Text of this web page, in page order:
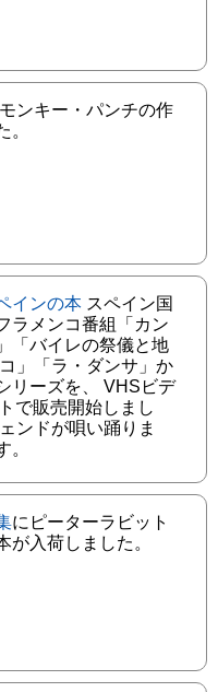
ンキー・パンチの作
。
インの本 スペイン国
ラメンコ番組「カン
「バイレの祭儀と地
」「ラ・ダンサ」か
リーズを、 VHSビデ
で販売開始しまし
ンドが唄い踊りま
。
にピーターラビット
が入荷しました。